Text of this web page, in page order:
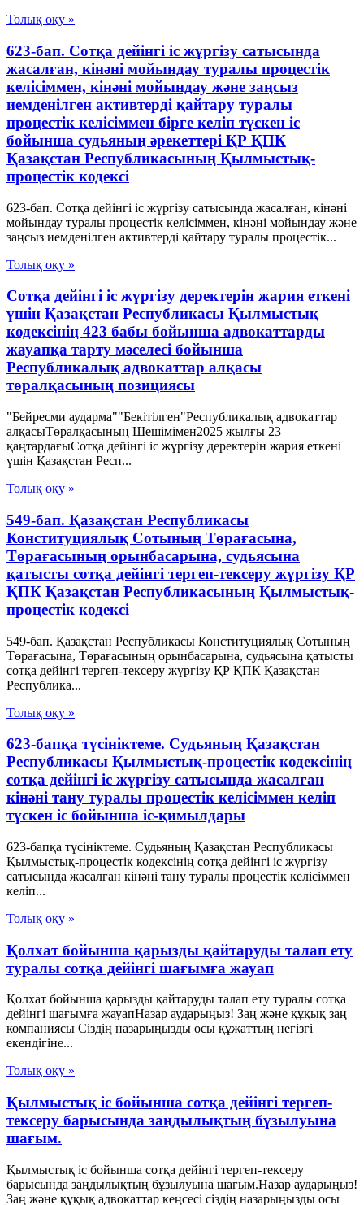
Толық оқу »
623-бап. Сотқа дейінгі іс жүргізу сатысында
жасалған, кінәні мойындау туралы процестік
келісіммен, кінәні мойындау және заңсыз
иемденілген активтерді қайтару туралы
процестік келісіммен бірге келіп түскен іс
бойынша судьяның әрекеттері ҚР ҚПК
Қазақстан Республикасының Қылмыстық-
процестік кодексi
623-бап. Сотқа дейінгі іс жүргізу сатысында жасалған, кінәні
мойындау туралы процестік келісіммен, кінәні мойындау және
заңсыз иемденілген активтерді қайтару туралы процестік...
Толық оқу »
Сотқа дейінгі іс жүргізу деректерін жария еткені
үшін Қазақстан Республикасы Қылмыстық
кодексінің 423 бабы бойынша адвокаттарды
жауапқа тарту мәселесі бойынша
Республикалық адвокаттар алқасы
төралқасының позициясы
"Бейресми аударма""Бекітілген"Республикалық адвокаттар
алқасыТөралқасының Шешімімен2025 жылғы 23
қаңтардағыСотқа дейінгі іс жүргізу деректерін жария еткені
үшін Қазақстан Респ...
Толық оқу »
549-бап. Қазақстан Республикасы
Конституциялық Сотының Төрағасына,
Төрағасының орынбасарына, судьясына
қатысты сотқа дейінгі тергеп-тексеру жүргiзу ҚР
ҚПК Қазақстан Республикасының Қылмыстық-
процестік кодексi
549-бап. Қазақстан Республикасы Конституциялық Сотының
Төрағасына, Төрағасының орынбасарына, судьясына қатысты
сотқа дейінгі тергеп-тексеру жүргiзу ҚР ҚПК Қазақстан
Республика...
Толық оқу »
623-бапқа түсініктеме. Судьяның Қазақстан
Республикасы Қылмыстық-процестік кодексінің
сотқа дейінгі іс жүргізу сатысында жасалған
кінәні тану туралы процестік келісіммен келіп
түскен іс бойынша іс-қимылдары
623-бапқа түсініктеме. Судьяның Қазақстан Республикасы
Қылмыстық-процестік кодексінің сотқа дейінгі іс жүргізу
сатысында жасалған кінәні тану туралы процестік келісіммен
келіп...
Толық оқу »
Қолхат бойынша қарызды қайтаруды талап ету
туралы сотқа дейінгі шағымға жауап
Қолхат бойынша қарызды қайтаруды талап ету туралы сотқа
дейінгі шағымға жауапНазар аударыңыз! Заң және құқық заң
компаниясы Сіздің назарыңызды осы құжаттың негізгі
екендігіне...
Толық оқу »
Қылмыстық іс бойынша сотқа дейінгі тергеп-
тексеру барысында заңдылықтың бұзылуына
шағым.
Қылмыстық іс бойынша сотқа дейінгі тергеп-тексеру
барысында заңдылықтың бұзылуына шағым.Назар аударыңыз!
Заң және құқық адвокаттар кеңсесі сіздің назарыңызды осы